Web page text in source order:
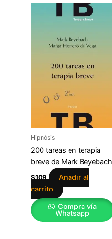
Hipnósis
200 tareas en terapia
breve de Mark Beyebach
$109
Añadir al
carrito
Compra vía
Whatsapp